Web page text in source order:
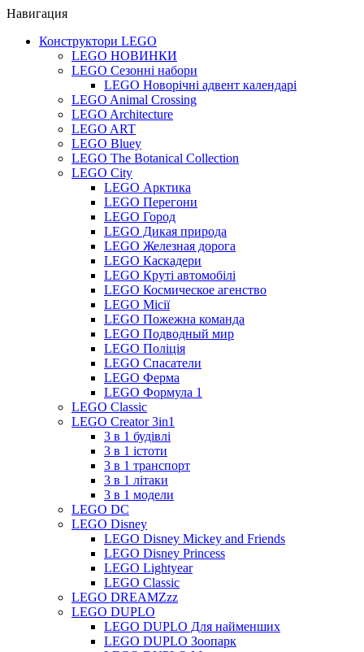
Навигация
Конструктори LEGO
LEGO НОВИНКИ
LEGO Сезонні набори
LEGO Новорічні адвент календарі
LEGO Animal Crossing
LEGO Architecture
LEGO ART
LEGO Bluey
LEGO The Botanical Collection
LEGO City
LEGO Арктика
LEGO Перегони
LEGO Город
LEGO Дикая природа
LEGO Железная дорога
LEGO Каскадери
LEGO Круті автомобілі
LEGO Космическое агенство
LEGO Місії
LEGO Пожежна команда
LEGO Подводный мир
LEGO Поліція
LEGO Спасатели
LEGO Ферма
LEGO Формула 1
LEGO Classic
LEGO Creator 3in1
3 в 1 будівлі
3 в 1 істоти
3 в 1 транспорт
3 в 1 літаки
3 в 1 модели
LEGO DC
LEGO Disney
LEGO Disney Mickey and Friends
LEGO Disney Princess
LEGO Lightyear
LEGO Classic
LEGO DREAMZzz
LEGO DUPLO
LEGO DUPLO Для найменших
LEGO DUPLO Зоопарк